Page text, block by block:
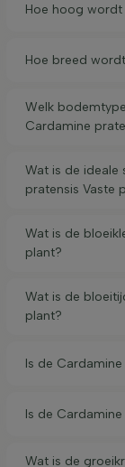
Hoe hoog wordt
Hoe breed
Welk
Cardamine
Wat is de ideale
pratensis Vaste
Wat is de
plant?
Wat is de
plant?
Is de
Is de
Wat is de